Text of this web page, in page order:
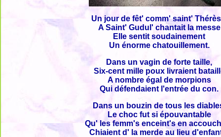
Un jour de fêt' comm' saint'
A Saint' Gudul' chantait la messe
Elle sentit soudainement
Un énorme chatouillement.
Dans un vagin de forte taille,
Six-cent mille poux livraient
A nombre égal de morpions
Qui défendaient l'entrée du con.
Dans un bouzin de tous les
Le choc fut si épouvantable
Qu' les femm's enceint's en
Chiaient d' la merde au lieu